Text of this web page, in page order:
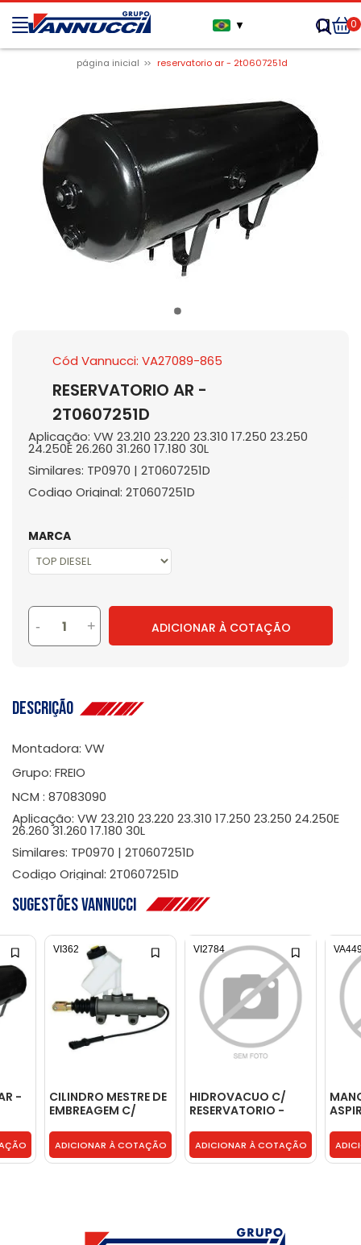
▼ 0
página inicial reservatorio ar - 2t0607251d
Cód Vannucci: VA27089-865
RESERVATORIO AR -
2T0607251D
Aplicação: VW 23.210 23.220 23.310 17.250 23.250
24.250E 26.260 31.260 17.180 30L
Similares: TP0970 | 2T0607251D
Codigo Original: 2T0607251D
MARCA
- + ADICIONAR À COTAÇÃO
Descrição
Montadora: VW
Grupo: FREIO
NCM : 87083090
Aplicação: VW 23.210 23.220 23.310 17.250 23.250 24.250E
26.260 31.260 17.180 30L
Similares: TP0970 | 2T0607251D
Codigo Original: 2T0607251D
Sugestões Vannucci
-
CILINDRO MESTRE DE
EMBREAGEM C/
504149122
ADICIONAR À COTAÇÃO
VI362
HIDROVACUO C/
RESERVATORIO -
ADICIONAR À COTAÇÃO
VI2784
-